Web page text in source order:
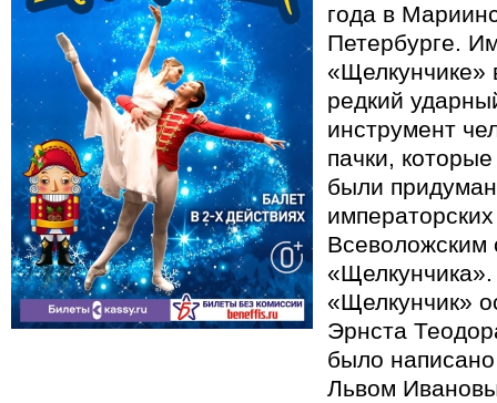
года в
Петербурге.
«Щелкунчике»
редкий
инструмент
пачки,
были
Всеволожским
«Щелкунчика».
«Щелкунчик»
Эрнста
было
Львом